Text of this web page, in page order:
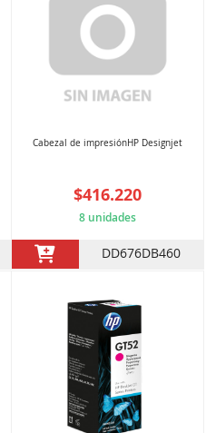
Cabezal de impresiónHP Designjet
$416.220
8 unidades
DD676DB460